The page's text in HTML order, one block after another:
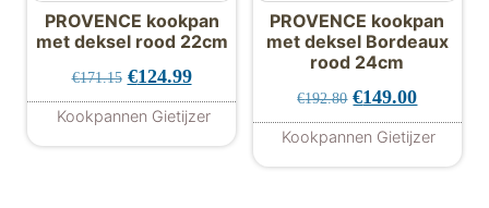
PROVENCE kookpan
met deksel rood 22cm
€171.15 Oorspronkelijke prijs was: €171.15.
€124.99Huidige prijs is: €124.99.
Kookpannen Gietijzer
PROVENCE kookpan
met deksel Bordeaux
rood 24cm
€192.80 Oorspronkelijke
€149.00Huidige
Kookpannen Gietijzer